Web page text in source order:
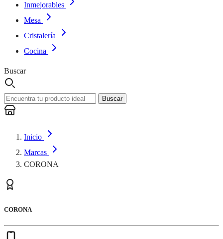
Inmejorables
Mesa
Cristalería
Cocina
Buscar
Buscar
Inicio
Marcas
CORONA
CORONA